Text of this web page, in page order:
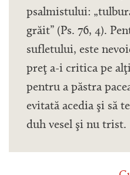
psalmistului:
grăit” (Ps. 76, 4).
sufletului, este
preţ a-i critica pe
pentru a păstra
evitată acedia şi să
duh vesel şi nu trist.